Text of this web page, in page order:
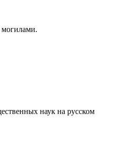
наук на русском